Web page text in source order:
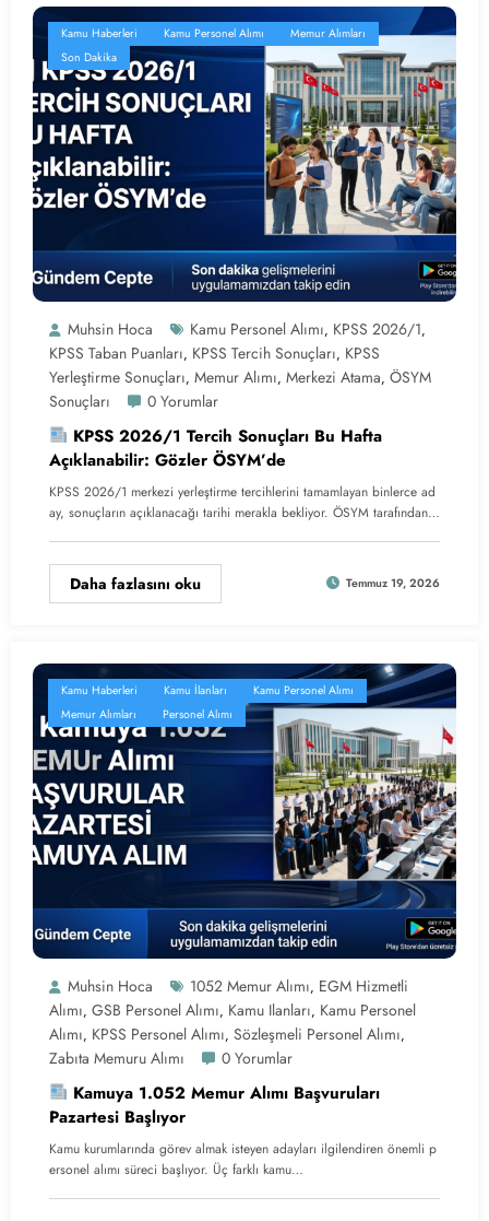
Kamu Haberleri Kamu Personel Alımı
Memur Alımları
Son Dakika
Muhsin Hoca Kamu Personel Alımı, KPSS 2026/1,
KPSS Taban Puanları, KPSS Tercih Sonuçları, KPSS
Yerleştirme Sonuçları, Memur Alımı, Merkezi Atama, ÖSYM
Sonuçları
0 Yorumlar
KPSS 2026/1 Tercih Sonuçları Bu Hafta
Açıklanabilir: Gözler ÖSYM’de
KPSS 2026/1 merkezi yerleştirme tercihlerini tamamlayan binlerce ad
ay, sonuçların açıklanacağı tarihi merakla bekliyor. ÖSYM tarafından…
Daha fazlasını oku Temmuz 19, 2026
Kamu Haberleri Kamu İlanları
Kamu Personel Alımı
Memur Alımları
Personel Alımı
Muhsin Hoca 1052 Memur Alımı, EGM Hizmetli
Alımı, GSB Personel Alımı, Kamu Ilanları, Kamu Personel
Alımı, KPSS Personel Alımı, Sözleşmeli Personel Alımı,
Zabıta Memuru Alımı 0 Yorumlar
Kamuya 1.052 Memur Alımı Başvuruları
Pazartesi Başlıyor
Kamu kurumlarında görev almak isteyen adayları ilgilendiren önemli p
ersonel alımı süreci başlıyor. Üç farklı kamu…